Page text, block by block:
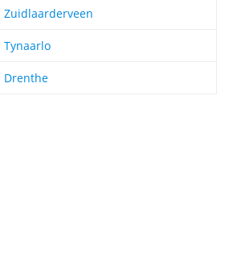
Zuidlaarderveen
Tynaarlo
Drenthe